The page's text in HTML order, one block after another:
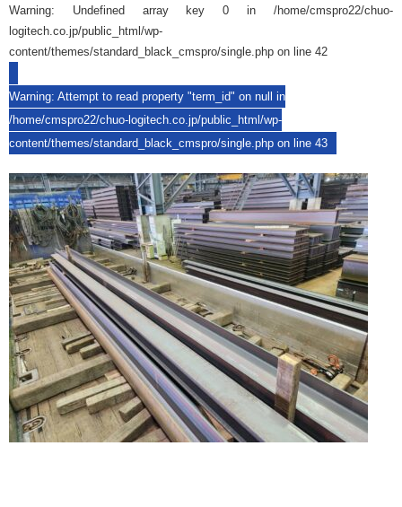
Warning: Undefined array key 0 in /home/cmspro22/chuo-
logitech.co.jp/public_html/wp-
content/themes/standard_black_cmspro/single.php on line 42
Warning: Attempt to read property "term_id" on null in
/home/cmspro22/chuo-logitech.co.jp/public_html/wp-
content/themes/standard_black_cmspro/single.php on line 43